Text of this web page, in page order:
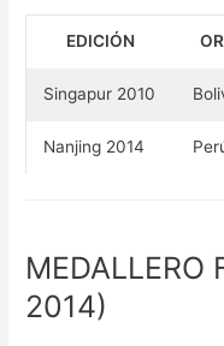
EDICIÓN
Singapur 2010
Nanjing 2014
MEDALLERO
2014)